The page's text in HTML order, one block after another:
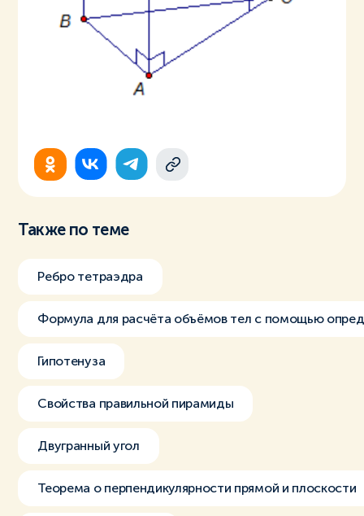
Также по теме
Ребро тетраэдра
Формула для расчёта объёмов тел с помощью
Гипотенуза
Свойства правильной пирамиды
Двугранный угол
Теорема о перпендикулярности прямой и плоскости